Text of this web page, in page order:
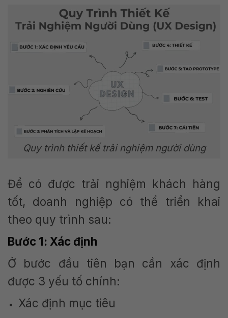
Quy trình thiết kế trải nghiệm người dùng
Để có được trải nghiệm khách hàng
tốt, doanh nghiệp có thể triển khai
theo quy trình sau:
Bước 1: Xác định
Ở bước đầu tiên bạn cần xác định
được 3 yếu tố chính:
Xác định mục tiêu